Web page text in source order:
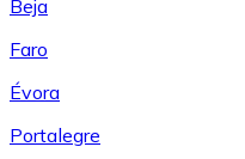
Beja
Faro
Évora
Portalegre